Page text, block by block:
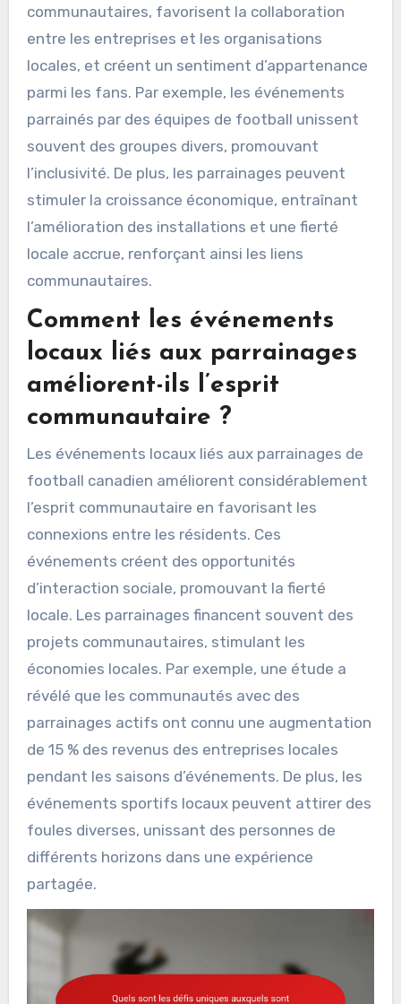
communautaires, favorisent la collaboration
entre les entreprises et les organisations
locales, et créent un sentiment d’appartenance
parmi les fans. Par exemple, les événements
parrainés par des équipes de football unissent
souvent des groupes divers, promouvant
l’inclusivité. De plus, les parrainages peuvent
stimuler la croissance économique, entraînant
l’amélioration des installations et une fierté
locale accrue, renforçant ainsi les liens
communautaires.
Comment les événements
locaux liés aux parrainages
améliorent-ils l’esprit
communautaire ?
Les événements locaux liés aux parrainages de
football canadien améliorent considérablement
l’esprit communautaire en favorisant les
connexions entre les résidents. Ces
événements créent des opportunités
d’interaction sociale, promouvant la fierté
locale. Les parrainages financent souvent des
projets communautaires, stimulant les
économies locales. Par exemple, une étude a
révélé que les communautés avec des
parrainages actifs ont connu une augmentation
de 15 % des revenus des entreprises locales
pendant les saisons d’événements. De plus, les
événements sportifs locaux peuvent attirer des
foules diverses, unissant des personnes de
différents horizons dans une expérience
partagée.